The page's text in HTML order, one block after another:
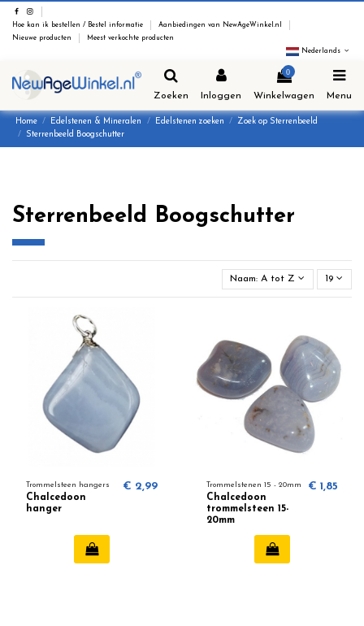
Hoe kan ik bestellen / Bestel informatie
Aanbiedingen van NewAgeWinkel.nl
Nieuwe producten
Meest verkochte producten
Nederlands
Zoeken Inloggen
0
Winkelwagen Menu
Home Edelstenen & Mineralen Edelstenen zoeken
Zoek op Sterrenbeeld
Sterrenbeeld Boogschutter
Sterrenbeeld Boogschutter
Naam: A tot Z 19
Trommelsteen hangers
Chalcedoon
hanger
€ 2,99 Trommelstenen 15 - 20mm
Chalcedoon
trommelsteen 15-
20mm
€ 1,85